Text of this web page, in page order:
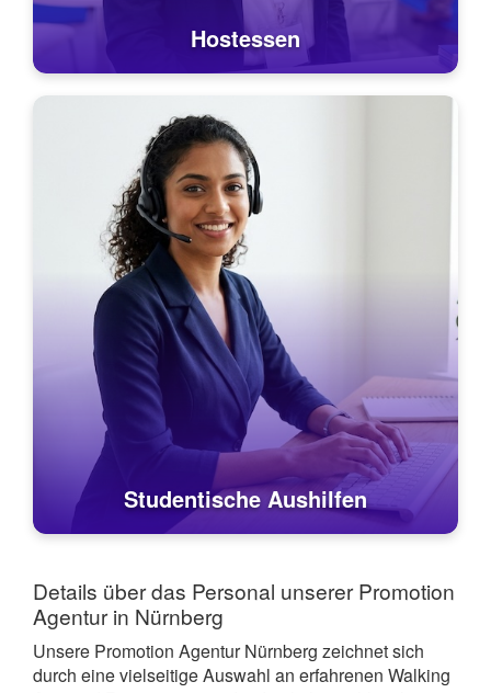
Hostessen
Studentische Aushilfen
Details über das Personal unserer Promotion
Agentur in Nürnberg
Unsere Promotion Agentur Nürnberg zeichnet sich
durch eine vielseitige Auswahl an erfahrenen Walking